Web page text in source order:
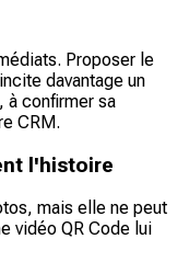
Proposer le
davantage un
à confirmer sa
CRM.
l'histoire
mais elle ne peut
vidéo QR Code lui